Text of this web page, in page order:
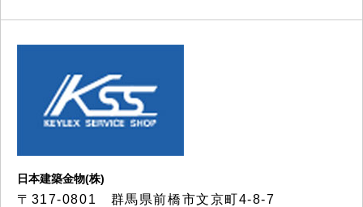
日本建築金物(株)
〒317‐0801 群馬県前橋市文京町4-8-7